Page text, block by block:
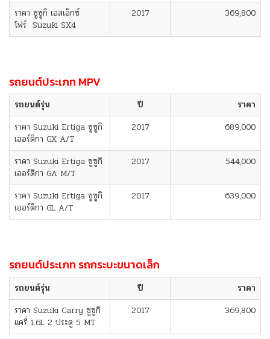
ราคา ซูซูกิ เอสเอ็กซ์
โฟร์ Suzuki SX4
2017 369,800
รถยนต์ประเภท MPV
รถยนต์รุ่น ปี
ราคา
ราคา Suzuki Ertiga ซูซูกิ
เออร์ติกา GX A/T
2017 689,000
ราคา Suzuki Ertiga ซูซูกิ
เออร์ติกา GA M/T
2017 544,000
ราคา Suzuki Ertiga ซูซูกิ
เออร์ติกา GL A/T
2017 639,000
รถยนต์ประเภท รถกระบะขนาดเล็ก
รถยนต์รุ่น ปี
ราคา
ราคา Suzuki Carry ซูซูกิ
แครี่ 1.6L 2 ประตู 5 MT
2017 369,800